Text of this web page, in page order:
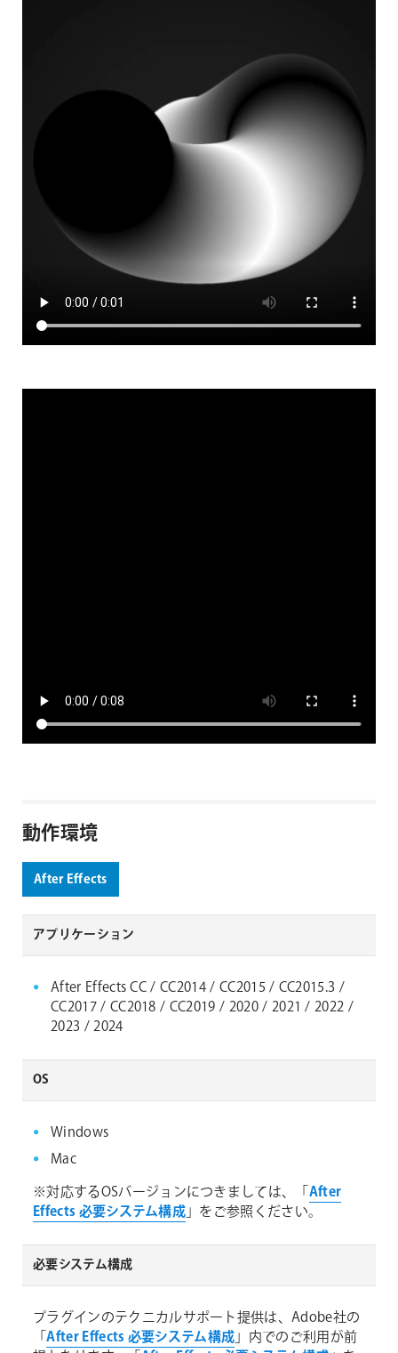
動作環境
After Effects
アプリケーション
After Effects CC / CC2014 / CC2015 / CC2015.3 /
CC2017 / CC2018 / CC2019 / 2020 / 2021 / 2022 /
2023 / 2024
OS
Windows
Mac
※対応するOSバージョンにつきましては、「After
Effects 必要システム構成」をご参照ください。
必要システム構成
プラグインのテクニカルサポート提供は、Adobe社の
「After Effects 必要システム構成」内でのご利用が前